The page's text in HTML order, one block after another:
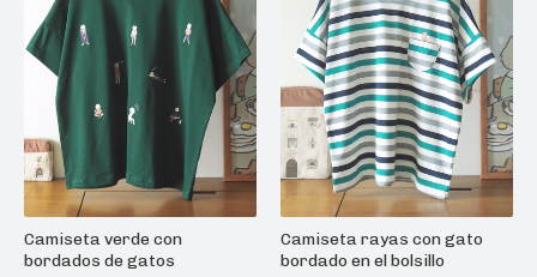
Camiseta verde con
bordados de gatos
Camiseta rayas con gato
bordado en el bolsillo